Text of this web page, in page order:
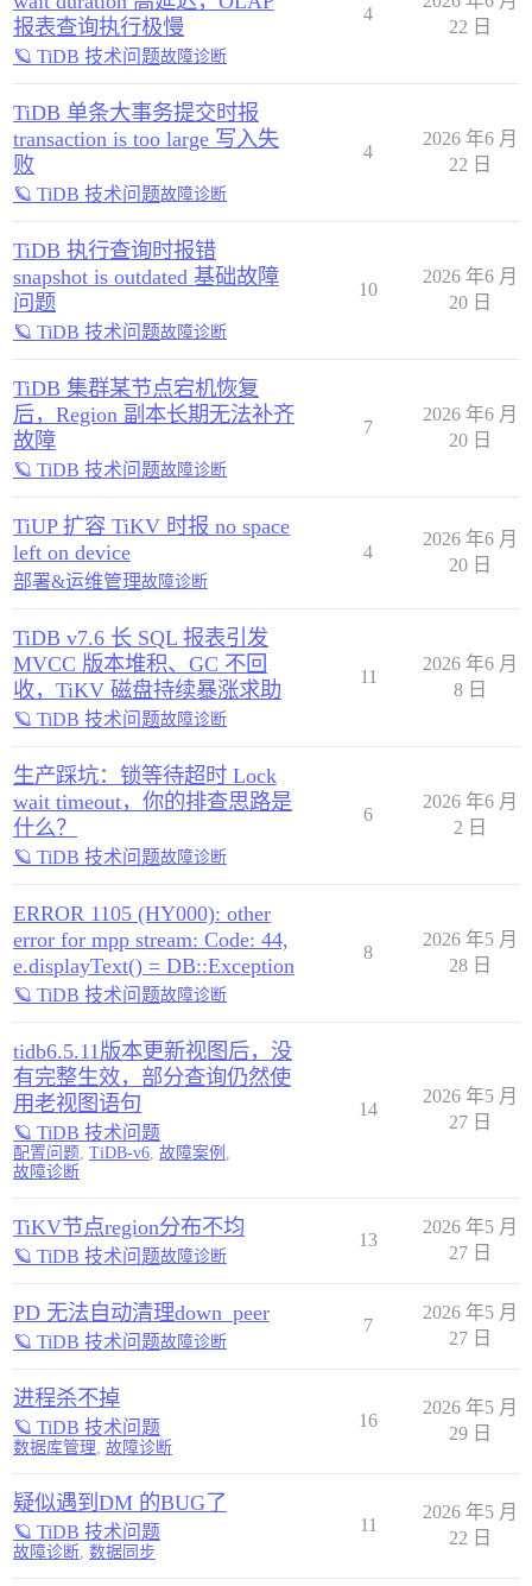
报表查询执行极慢
🪐 TiDB 技术问题故障诊断
4
22 日
TiDB 单条大事务提交时报
transaction is too large 写入失
败
🪐 TiDB 技术问题故障诊断
4
2026 年6 月
22 日
TiDB 执行查询时报错
snapshot is outdated 基础故障
问题
🪐 TiDB 技术问题故障诊断
10
2026 年6 月
20 日
TiDB 集群某节点宕机恢复
后，Region 副本长期无法补齐
故障
🪐 TiDB 技术问题故障诊断
7
2026 年6 月
20 日
TiUP 扩容 TiKV 时报 no space
left on device
部署&运维管理故障诊断
4
2026 年6 月
20 日
TiDB v7.6 长 SQL 报表引发
MVCC 版本堆积、GC 不回
收，TiKV 磁盘持续暴涨求助
🪐 TiDB 技术问题故障诊断
11
2026 年6 月
8 日
生产踩坑：锁等待超时 Lock
wait timeout，你的排查思路是
什么？
🪐 TiDB 技术问题故障诊断
6
2026 年6 月
2 日
ERROR 1105 (HY000): other
error for mpp stream: Code: 44,
e.displayText() = DB::Exception
🪐 TiDB 技术问题故障诊断
8
2026 年5 月
28 日
tidb6.5.11版本更新视图后，没
有完整生效，部分查询仍然使
用老视图语句
🪐 TiDB 技术问题
配置问题, TiDB-v6, 故障案例 ,
故障诊断
14
2026 年5 月
27 日
TiKV节点region分布不均
🪐 TiDB 技术问题故障诊断
13
2026 年5 月
27 日
PD 无法自动清理down_peer
🪐 TiDB 技术问题故障诊断
7
2026 年5 月
27 日
进程杀不掉
🪐 TiDB 技术问题
数据库管理, 故障诊断
16
2026 年5 月
29 日
疑似遇到DM 的BUG了
🪐 TiDB 技术问题
故障诊断, 数据同步
11
2026 年5 月
22 日